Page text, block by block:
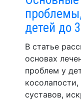
детей до
В статье
основах
проблем у
суставов,